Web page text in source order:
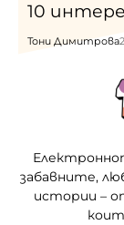
10
Тони Димитрова
забавните,
истории –